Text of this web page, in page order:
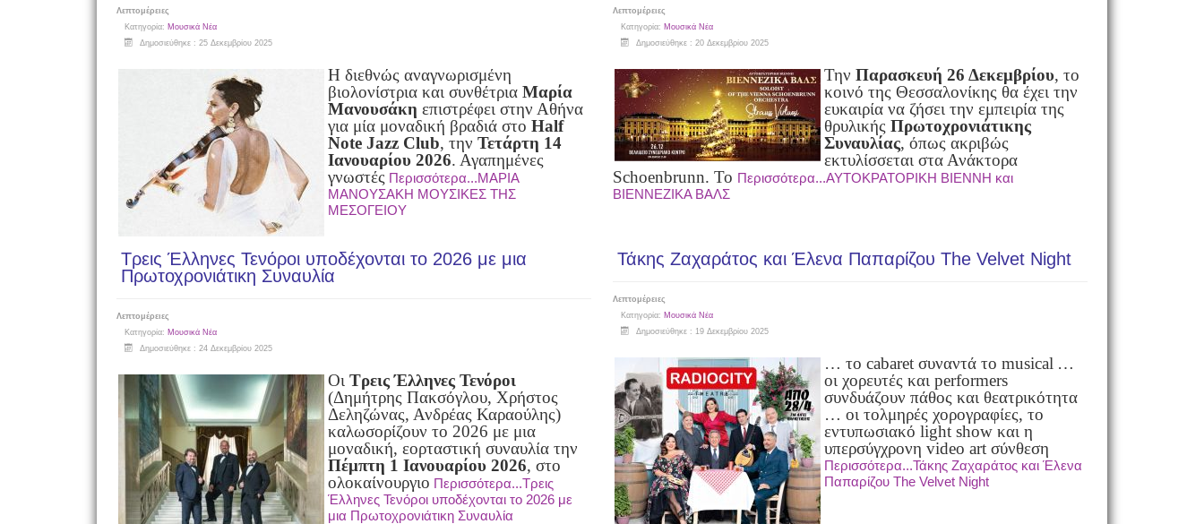
Λεπτομέρειες
Κατηγορία: Μουσικά Νέα
Δημοσιεύθηκε : 25 Δεκεμβρίου 2025
Η διεθνώς αναγνωρισμένη
βιολονίστρια και συνθέτρια Μαρία
Μανουσάκη επιστρέφει στην Αθήνα
για μία μοναδική βραδιά στο Half
Note Jazz Club, την Τετάρτη 14
Ιανουαρίου 2026. Αγαπημένες
γνωστές Περισσότερα...ΜΑΡΙΑ
ΜΑΝΟΥΣΑΚΗ ΜΟΥΣΙΚΕΣ ΤΗΣ
ΜΕΣΟΓΕΙΟΥ
Λεπτομέρειες
Κατηγορία: Μουσικά Νέα
Δημοσιεύθηκε : 20 Δεκεμβρίου 2025
Την Παρασκευή 26 Δεκεμβρίου, το
κοινό της Θεσσαλονίκης θα έχει την
ευκαιρία να ζήσει την εμπειρία της
θρυλικής Πρωτοχρονιάτικης
Συναυλίας, όπως ακριβώς
εκτυλίσσεται στα Ανάκτορα
Schoenbrunn. Το Περισσότερα...ΑΥΤΟΚΡΑΤΟΡΙΚΗ ΒΙΕΝΝΗ και
ΒΙΕΝΝΕΖΙΚΑ ΒΑΛΣ
Τρεις Έλληνες Τενόροι υποδέχονται το 2026 με μια
Πρωτοχρονιάτικη Συναυλία
Λεπτομέρειες
Κατηγορία: Μουσικά Νέα
Δημοσιεύθηκε : 24 Δεκεμβρίου 2025
Οι Τρεις Έλληνες Τενόροι
(Δημήτρης Πακσόγλου, Χρήστος
Δεληζώνας, Ανδρέας Καραούλης)
καλωσορίζουν το 2026 με μια
μοναδική, εορταστική συναυλία την
Πέμπτη 1 Ιανουαρίου 2026, στο
ολοκαίνουργιο Περισσότερα...Τρεις
Έλληνες Τενόροι υποδέχονται το 2026 με
μια Πρωτοχρονιάτικη Συναυλία
Τάκης Ζαχαράτος και Έλενα Παπαρίζου The Velvet Night
Λεπτομέρειες
Κατηγορία: Μουσικά Νέα
Δημοσιεύθηκε : 19 Δεκεμβρίου 2025
… το cabaret συναντά το musical …
οι χορευτές και performers
συνδυάζουν πάθος και θεατρικότητα
… οι τολμηρές χορογραφίες, το
εντυπωσιακό light show και η
υπερσύγχρονη video art σύνθεση
Περισσότερα...Τάκης Ζαχαράτος και Έλενα
Παπαρίζου The Velvet Night